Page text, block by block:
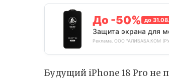
До -50% до
Защита экрана для
Реклама. ООО "АЛИБАБА.КОМ
Будущий iPhone 18 Pro не